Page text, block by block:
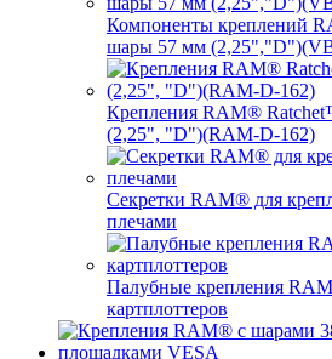
Компоненты креплений
шары 57 мм
Крепления RAM®
(2,25", "D")(RAM-D-162)
Секретки RAM® для
плечами
Палубные крепления RAM
картплоттеров